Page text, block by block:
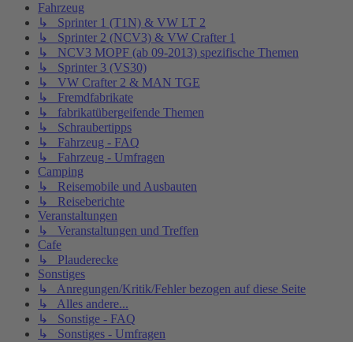
Fahrzeug
↳ Sprinter 1 (T1N) & VW LT 2
↳ Sprinter 2 (NCV3) & VW Crafter 1
↳ NCV3 MOPF (ab 09-2013) spezifische Themen
↳ Sprinter 3 (VS30)
↳ VW Crafter 2 & MAN TGE
↳ Fremdfabrikate
↳ fabrikatübergeifende Themen
↳ Schraubertipps
↳ Fahrzeug - FAQ
↳ Fahrzeug - Umfragen
Camping
↳ Reisemobile und Ausbauten
↳ Reiseberichte
Veranstaltungen
↳ Veranstaltungen und Treffen
Cafe
↳ Plauderecke
Sonstiges
↳ Anregungen/Kritik/Fehler bezogen auf diese Seite
↳ Alles andere...
↳ Sonstige - FAQ
↳ Sonstiges - Umfragen